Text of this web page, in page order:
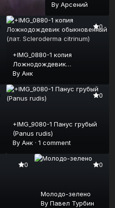
By Арсений
0
+IMG_0880-1 копия
Ложнодождевик
обыкновенный (лат.
By Анк
0
+IMG_9080-1 Панус грубый
(Panus rudis)
By Анк · 1 comment
0 0
Молодо-зелено
By Павел Турбин